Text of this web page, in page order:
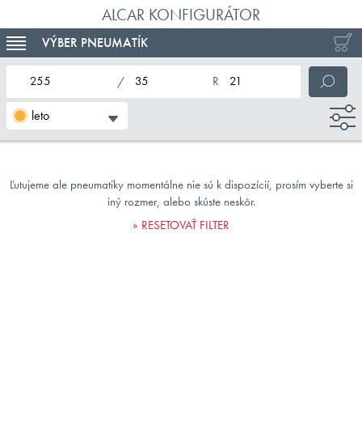
ALCAR KONFIGURÁTOR
TOGGLE NAVIGATION
VÝBER PNEUMATÍK
leto
nominálna šírka pneumatiky
profil pneumatiky
nominálny priemer pneumatiky
Ľutujeme ale pneumatiky momentálne nie sú k dispozícií, prosím vyberte si
iný rozmer, alebo skúste neskôr.
RESETOVAŤ FILTER